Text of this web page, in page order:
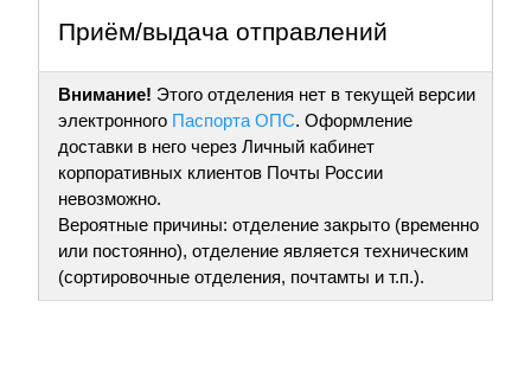
Приём/выдача отправлений
Внимание! Этого отделения нет в текущей версии
электронного Паспорта ОПС. Оформление
доставки в него через Личный кабинет
корпоративных клиентов Почты России
невозможно.
Вероятные причины: отделение закрыто (временно
или постоянно), отделение является техническим
(сортировочные отделения, почтамты и т.п.).